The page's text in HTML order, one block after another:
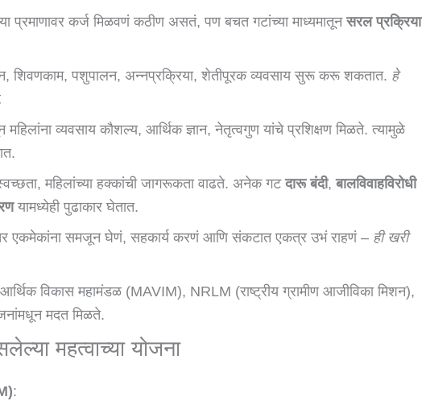
प्रमाणावर कर्ज मिळवणं कठीण असतं, पण बचत गटांच्या माध्यमातूनसरल प्रक्रिया
शिवणकाम, पशुपालन, अन्नप्रक्रिया, शेतीपूरक व्यवसाय सुरू करू शकतात. हे
व्यवसाय कौशल्य, आर्थिक ज्ञान, नेतृत्वगुण यांचे प्रशिक्षण मिळते. त्यामुळे
महिलांच्या हक्कांची जागरूकता वाढते. अनेक गटदारू बंदी,बालविवाहविरोधी
यामध्येही पुढाकार घेतात.
एकमेकांना समजून घेणं, सहकार्य करणं आणि संकटात एकत्र उभं राहणं – ही खरी
आर्थिक विकास महामंडळ (MAVIM), NRLM (राष्ट्रीय ग्रामीण आजीविका मिशन),
मदत मिळते.
महत्वाच्या योजना
: